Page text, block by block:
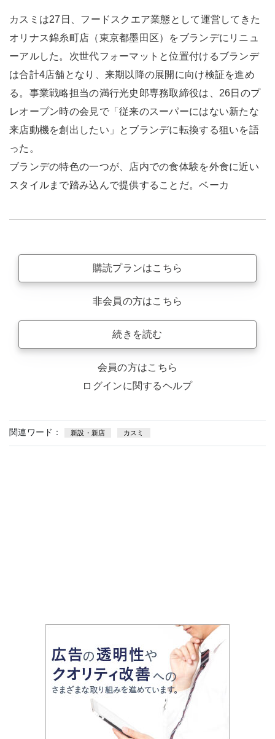
カスミは27日、フードスクエア業態として運営してきた
オリナス錦糸町店（東京都墨田区）をブランデにリニュ
ーアルした。次世代フォーマットと位置付けるブランデ
は合計4店舗となり、来期以降の展開に向け検証を進め
る。事業戦略担当の満行光史郎専務取締役は、26日のプ
レオープン時の会見で「従来のスーパーにはない新たな
来店動機を創出したい」とブランデに転換する狙いを語
った。
ブランデの特色の一つが、店内での食体験を外食に近い
スタイルまで踏み込んで提供することだ。ベーカ
購読プランはこちら
非会員の方はこちら
続きを読む
会員の方はこちら
ログインに関するヘルプ
関連ワード： 新設・新店 カスミ